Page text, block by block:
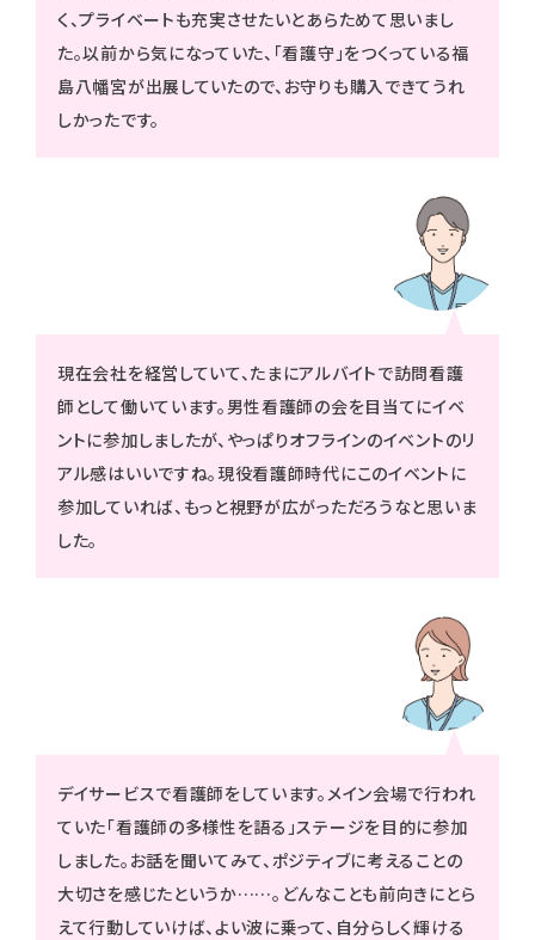
く、プライベートも充実させたいとあらためて思いまし
た。以前から気になっていた、「看護守」をつくっている福
島八幡宮が出展していたので、お守りも購入できてうれ
しかったです。
現在会社を経営していて、たまにアルバイトで訪問看護
師として働いています。男性看護師の会を目当てにイベ
ントに参加しましたが、やっぱりオフラインのイベントのリ
アル感はいいですね。現役看護師時代にこのイベントに
参加していれば、もっと視野が広がっただろうなと思いま
した。
デイサービスで看護師をしています。メイン会場で行われ
ていた「看護師の多様性を語る」ステージを目的に参加
しました。お話を聞いてみて、ポジティブに考えることの
大切さを感じたというか……。どんなことも前向きにとら
えて行動していけば、よい波に乗って、自分らしく輝ける